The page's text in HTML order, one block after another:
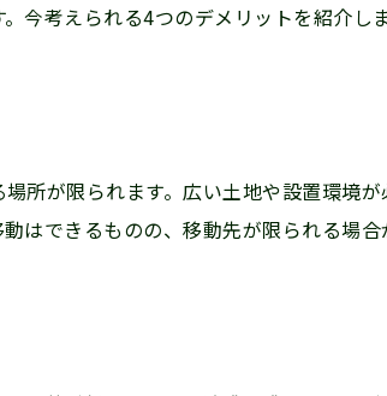
今考えられる4つのデメリットを紹介し
所が限られます。広い土地や設置環境
はできるものの、移動先が限られる場合